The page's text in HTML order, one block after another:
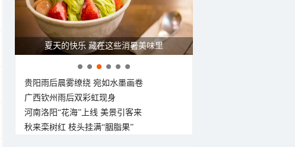
夏天的快乐 藏在这些消暑美味里
贵阳雨后晨雾缭绕 宛如水墨画卷
广西钦州雨后双彩虹现身
河南洛阳“花海”上线 美景引客来
秋来栾树红 枝头挂满“胭脂果”